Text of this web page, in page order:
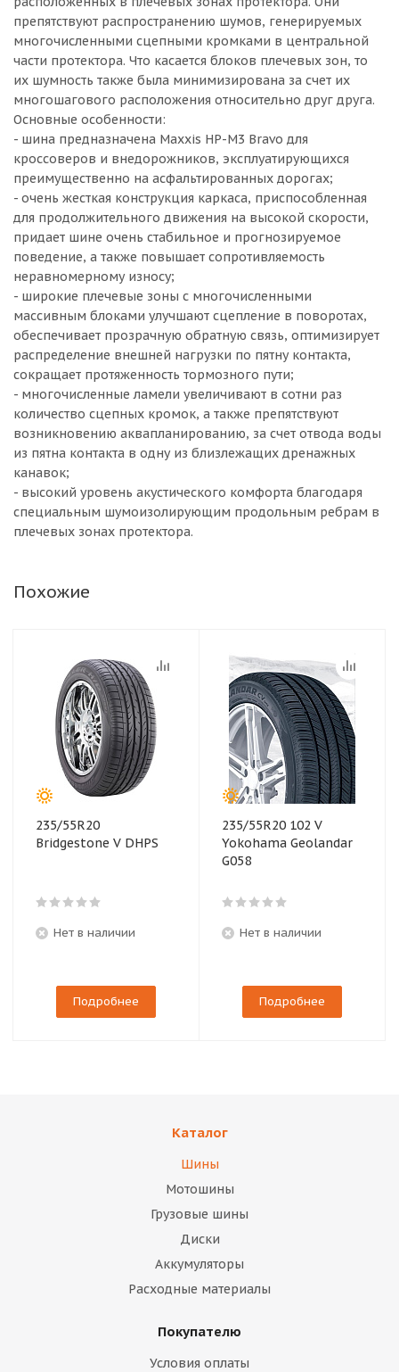
препятствуют распространению шумов, генерируемых
многочисленными сцепными кромками в центральной
части протектора. Что касается блоков плечевых зон, то
их шумность также была минимизирована за счет их
многошагового расположения относительно друг друга.
Основные особенности:
- шина предназначена Maxxis HP-M3 Bravo для
кроссоверов и внедорожников, эксплуатирующихся
преимущественно на асфальтированных дорогах;
- очень жесткая конструкция каркаса, приспособленная
для продолжительного движения на высокой скорости,
придает шине очень стабильное и прогнозируемое
поведение, а также повышает сопротивляемость
неравномерному износу;
- широкие плечевые зоны с многочисленными
массивным блоками улучшают сцепление в поворотах,
обеспечивает прозрачную обратную связь, оптимизирует
распределение внешней нагрузки по пятну контакта,
сокращает протяженность тормозного пути;
- многочисленные ламели увеличивают в сотни раз
количество сцепных кромок, а также препятствуют
возникновению аквапланированию, за счет отвода воды
из пятна контакта в одну из близлежащих дренажных
канавок;
- высокий уровень акустического комфорта благодаря
специальным шумоизолирующим продольным ребрам в
плечевых зонах протектора.
Похожие
235/55R20
Bridgestone V DHPS
Нет в наличии
Подробнее
235/55R20 102 V
Yokohama Geolandar
G058
Нет в наличии
Подробнее
Каталог
Шины
Мотошины
Грузовые шины
Диски
Аккумуляторы
Расходные материалы
Покупателю
Условия оплаты